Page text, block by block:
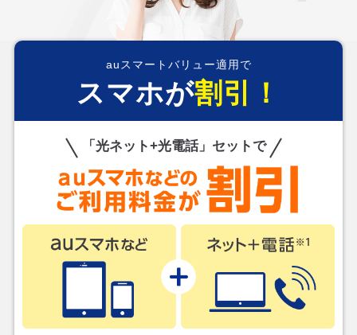
auスマートバリュー適用で
スマホが割引！
「光ネット+光電話」セットで